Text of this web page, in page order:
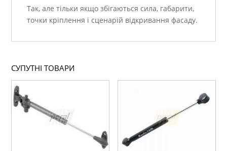
Так, але тільки якщо збігаються сила, габарити,
точки кріплення і сценарій відкривання фасаду.
СУПУТНІ ТОВАРИ